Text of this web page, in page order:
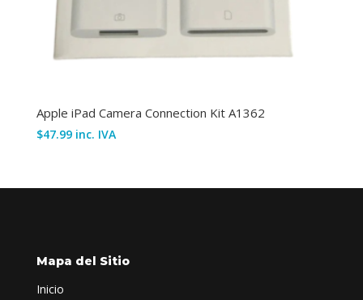
Apple iPad Camera Connection Kit A1362
$47.99 inc. IVA
Mapa del Sitio
Inicio